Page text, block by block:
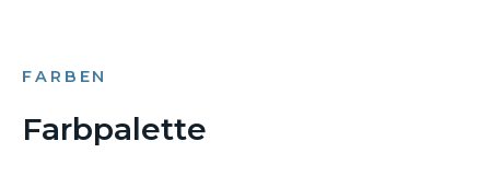
FARBEN
Farbpalette